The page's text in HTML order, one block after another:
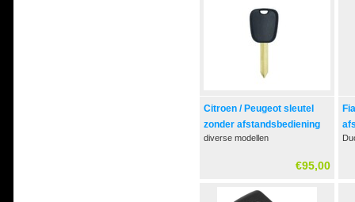
Citroen / Peugeot sleutel
zonder afstandsbediening
diverse modellen
€95,00